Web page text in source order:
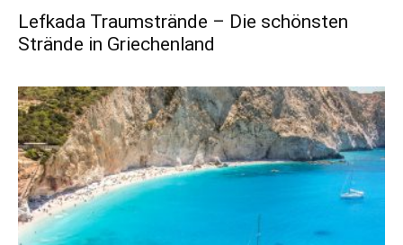
Lefkada Traumstrände – Die schönsten
Strände in Griechenland